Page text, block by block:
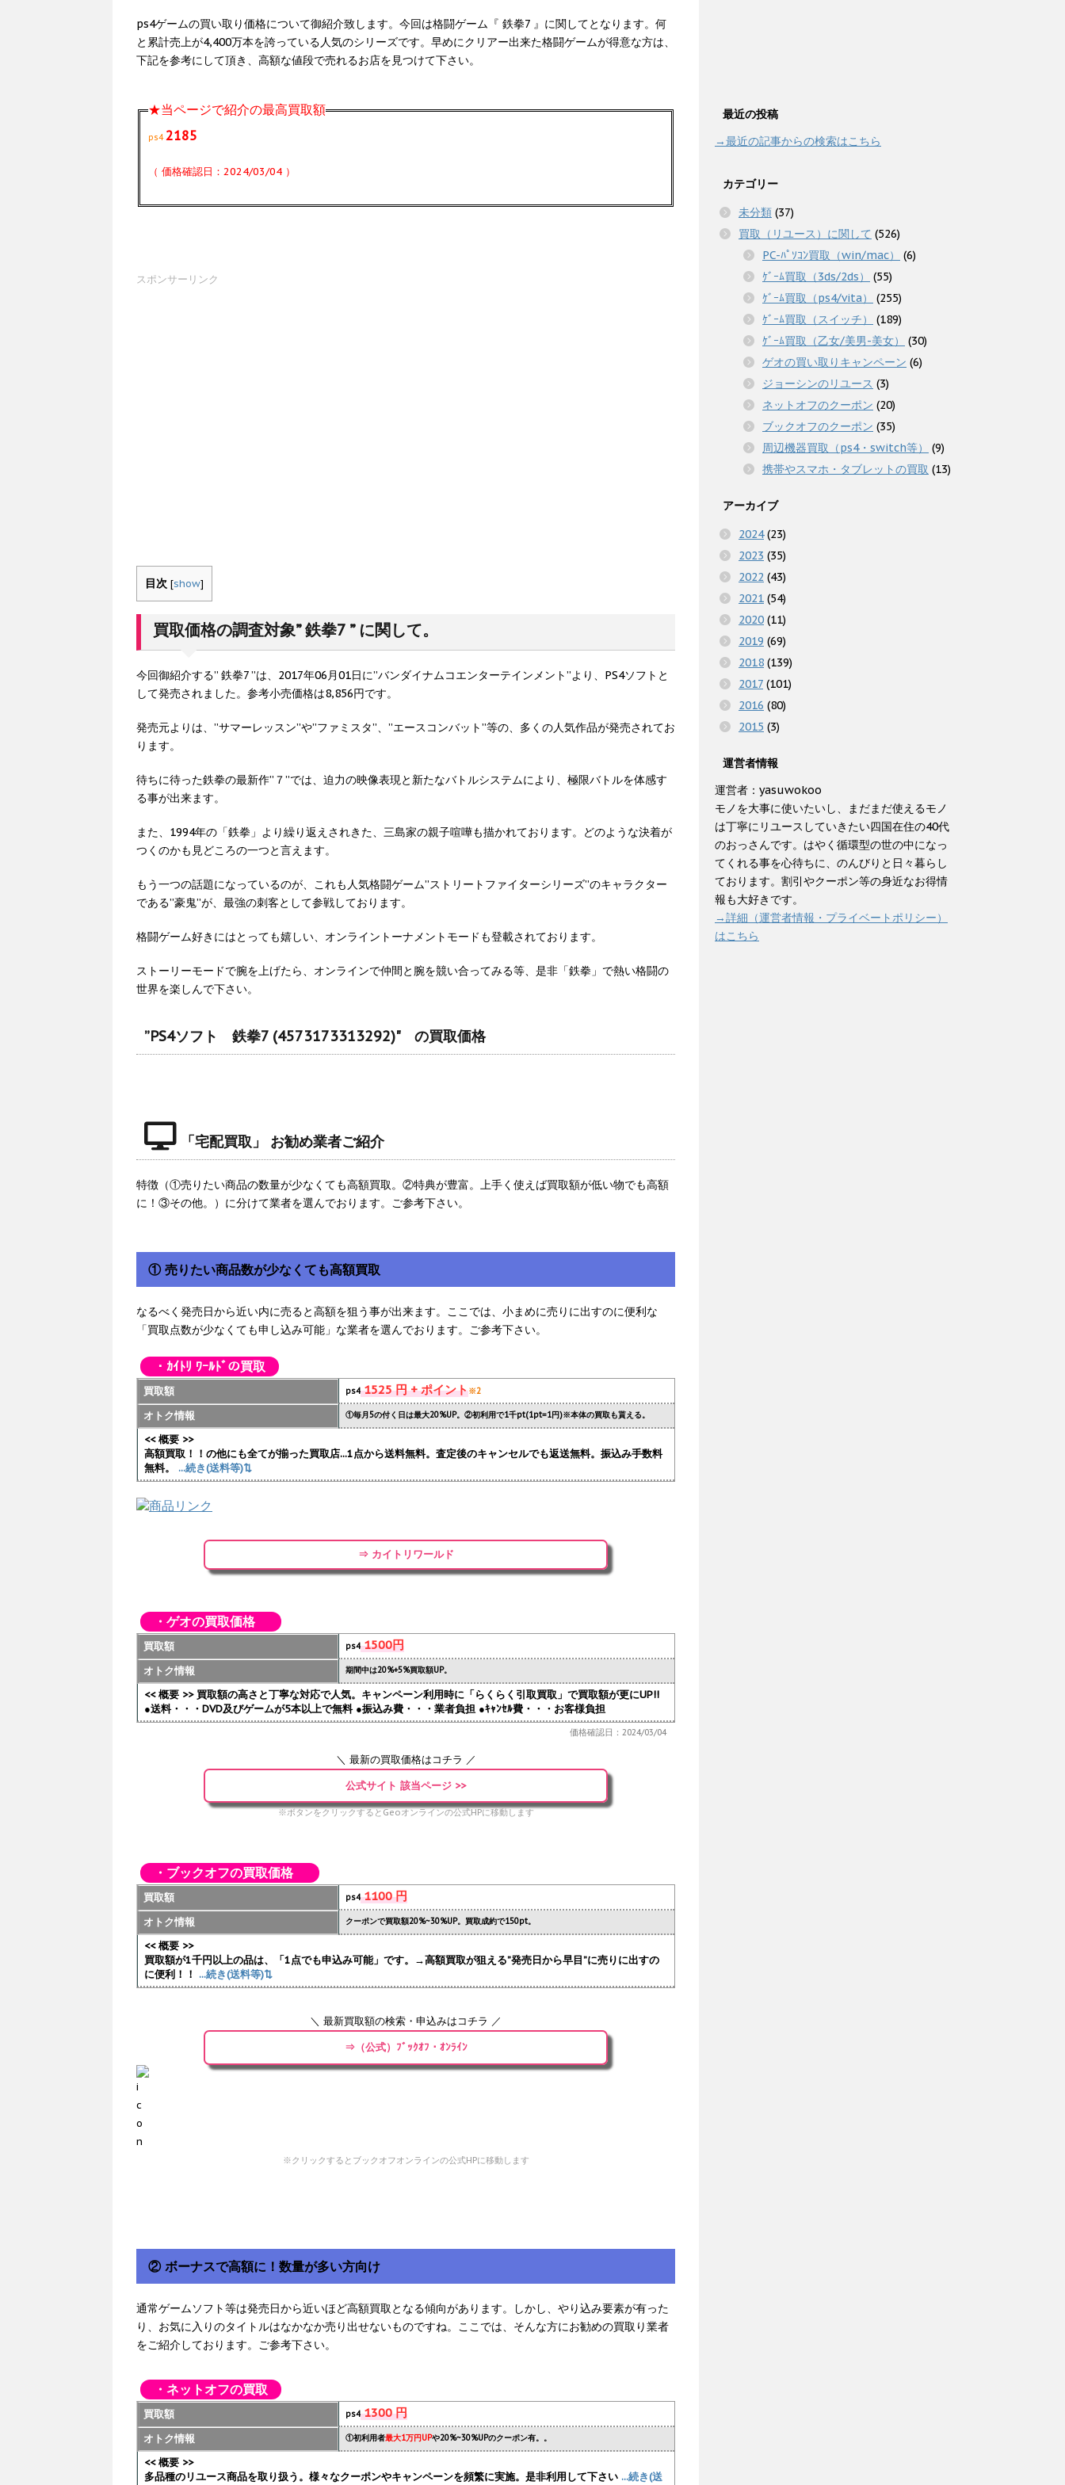
ps4ゲームの買い取り価格について御紹介致します。今回は格闘ゲーム『 鉄拳7 』に関してとなります。何
と累計売上が4,400万本を誇っている人気のシリーズです。早めにクリアー出来た格闘ゲームが得意な方は、
下記を参考にして頂き、高額な値段で売れるお店を見つけて下さい。
★当ページで紹介の最高買取額
ps42185
（ 価格確認日：2024/03/04 ）
スポンサーリンク
目次 [show]
買取価格の調査対象” 鉄拳7 ” に関して。
今回御紹介する” 鉄拳7 ”は、2017年06月01日に”バンダイナムコエンターテインメント”より、PS4ソフトと
して発売されました。参考小売価格は8,856円です。
発売元よりは、”サマーレッスン”や”ファミスタ”、”エースコンバット”等の、多くの人気作品が発売されてお
ります。
待ちに待った鉄拳の最新作”７”では、迫力の映像表現と新たなバトルシステムにより、極限バトルを体感す
る事が出来ます。
また、1994年の「鉄拳」より繰り返えされきた、三島家の親子喧嘩も描かれております。どのような決着が
つくのかも見どころの一つと言えます。
もう一つの話題になっているのが、これも人気格闘ゲーム”ストリートファイターシリーズ”のキャラクター
である”豪鬼”が、最強の刺客として参戦しております。
格闘ゲーム好きにはとっても嬉しい、オンライントーナメントモードも登載されております。
ストーリーモードで腕を上げたら、オンラインで仲間と腕を競い合ってみる等、是非「鉄拳」で熱い格闘の
世界を楽しんで下さい。
”PS4ソフト 鉄拳7 (4573173313292)" の買取価格
「宅配買取」 お勧め業者ご紹介
特徴（①売りたい商品の数量が少なくても高額買取。②特典が豊富。上手く使えば買取額が低い物でも高額
に！③その他。）に分けて業者を選んでおります。ご参考下さい。
① 売りたい商品数が少なくても高額買取
なるべく発売日から近い内に売ると高額を狙う事が出来ます。ここでは、小まめに売りに出すのに便利な
「買取点数が少なくても申し込み可能」な業者を選んでおります。ご参考下さい。
・ｶｲﾄﾘ ﾜｰﾙﾄﾞの買取
買取額 ps41525 円 + ポイント※2
オトク情報 ①毎月5の付く日は最大20%UP。②初利用で1千pt(1pt=1円)※本体の買取も貰える。
<< 概要 >>
高額買取！！の他にも全てが揃った買取店...1点から送料無料。査定後のキャンセルでも返送無料。振込み手数料
無料。
...続き(送料等)⇅
⇒ カイトリワールド
・ゲオの買取価格
買取額 ps41500円
オトク情報 期間中は20%+5%買取額UP。
<< 概要 >> 買取額の高さと丁寧な対応で人気。キャンペーン利用時に「らくらく引取買取」で買取額が更にUP!!
●送料・・・DVD及びゲームが5本以上で無料 ●振込み費・・・業者負担 ●ｷｬﾝｾﾙ費・・・お客様負担
価格確認日：2024/03/04
＼ 最新の買取価格はコチラ ／
公式サイト 該当ページ >>
※ボタンをクリックするとGeoオンラインの公式HPに移動します
・ブックオフの買取価格
買取額 ps41100 円
オトク情報 クーポンで買取額20%~30%UP。買取成約で150pt。
<< 概要 >>
買取額が1千円以上の品は、「1点でも申込み可能」です。→高額買取が狙える”発売日から早目”に売りに出すの
に便利！！ ...続き(送料等)⇅
＼ 最新買取額の検索・申込みはコチラ ／
⇒（公式）ﾌﾞｯｸｵﾌ・ｵﾝﾗｲﾝ
※クリックするとブックオフオンラインの公式HPに移動します
② ボーナスで高額に！数量が多い方向け
通常ゲームソフト等は発売日から近いほど高額買取となる傾向があります。しかし、やり込み要素が有った
り、お気に入りのタイトルはなかなか売り出せないものですね。ここでは、そんな方にお勧めの買取り業者
をご紹介しております。ご参考下さい。
・ネットオフの買取
買取額 ps41300 円
オトク情報 ①初利用者最大1万円UPや20%~30%UPのクーポン有。。
<< 概要 >>
多品種のリユース商品を取り扱う。様々なクーポンやキャンペーンを頻繁に実施。是非利用して下さい ...続き(送
最近の投稿
→最近の記事からの検索はこちら
カテゴリー
未分類 (37)
買取（リユース）に関して (526)
PC-ﾊﾟｿｺﾝ買取（win/mac）
(6)
ｹﾞｰﾑ買取（3ds/2ds）
(55)
ｹﾞｰﾑ買取（ps4/vita）
(255)
ｹﾞｰﾑ買取（スイッチ）
(189)
ｹﾞｰﾑ買取（乙女/美男-美女）
(30)
ゲオの買い取りキャンペーン (6)
ジョーシンのリユース (3)
ネットオフのクーポン (20)
ブックオフのクーポン (35)
周辺機器買取（ps4・switch等）
(9)
携帯やスマホ・タブレットの買取 (13)
アーカイブ
2024(23)
2023 (35)
2022 (43)
2021 (54)
2020 (11)
2019 (69)
2018 (139)
2017 (101)
2016 (80)
2015 (3)
運営者情報
運営者：yasuwokoo
モノを大事に使いたいし、まだまだ使えるモノ
は丁寧にリユースしていきたい四国在住の40代
のおっさんです。はやく循環型の世の中になっ
てくれる事を心待ちに、のんびりと日々暮らし
ております。割引やクーポン等の身近なお得情
報も大好きです。
→詳細（運営者情報・プライベートポリシー）
はこちら